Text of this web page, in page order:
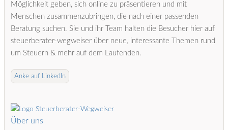
Möglichkeit geben, sich online zu präsentieren und mit
Menschen zusammenzubringen, die nach einer passenden
Beratung suchen. Sie und ihr Team halten die Besucher hier auf
steuerberater-wegweiser über neue, interessante Themen rund
um Steuern & mehr auf dem Laufenden.
Anke auf LinkedIn
Über uns